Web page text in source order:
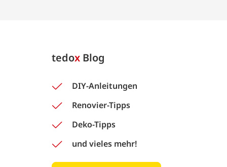
tedox Blog
DIY-Anleitungen
Renovier-Tipps
Deko-Tipps
und vieles mehr!